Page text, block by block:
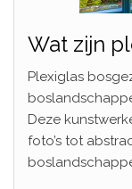
Wat zijn
Plexiglas
Deze
foto’s tot